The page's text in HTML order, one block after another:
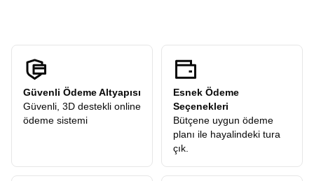
Güvenli Ödeme Altyapısı
Güvenli, 3D destekli online
ödeme sistemi
Esnek Ödeme
Seçenekleri
Bütçene uygun ödeme
planı ile hayalindeki tura
çık.